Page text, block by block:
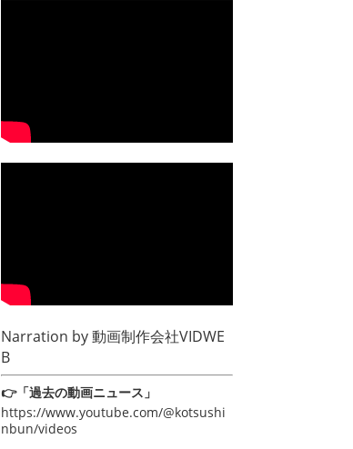
Narration by動画制作会社VIDWE
B
👉「過去の動画ニュース」
https://www.youtube.com/@kotsushi
nbun/videos